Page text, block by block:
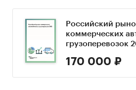
Российский
коммерческих
грузоперевозок
170 000 ₽